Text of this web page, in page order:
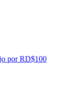
por RD$100